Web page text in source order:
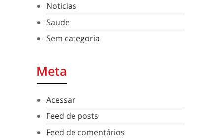
Noticias
Saude
Sem categoria
Meta
Acessar
Feed de posts
Feed de comentários